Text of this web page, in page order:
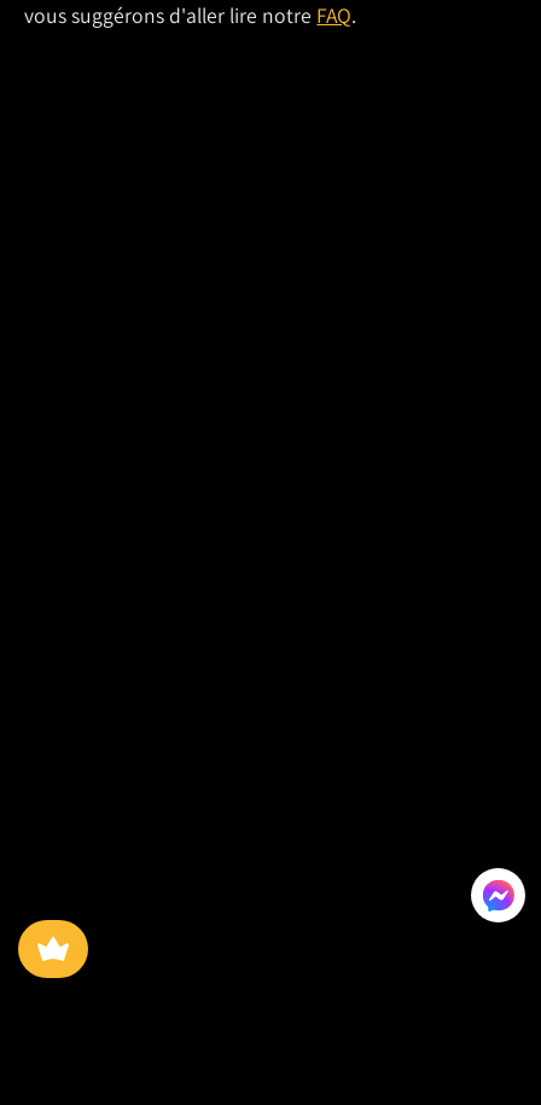
vous suggérons d'aller lire notre FAQ.